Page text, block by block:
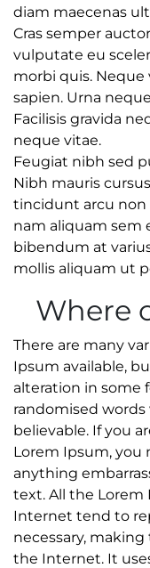
diam maecenas
Cras semper
vulputate eu
morbi quis. Neque
sapien. Urna
Facilisis gravida
neque vitae.
Feugiat nibh sed
Nibh mauris
tincidunt arcu non
nam aliquam sem
bibendum at
mollis aliquam ut
Where
There are many
Ipsum available,
alteration in some
randomised
believable. If you
Lorem Ipsum, you
anything
text. All the Lorem
Internet tend to
necessary,
the Internet. It